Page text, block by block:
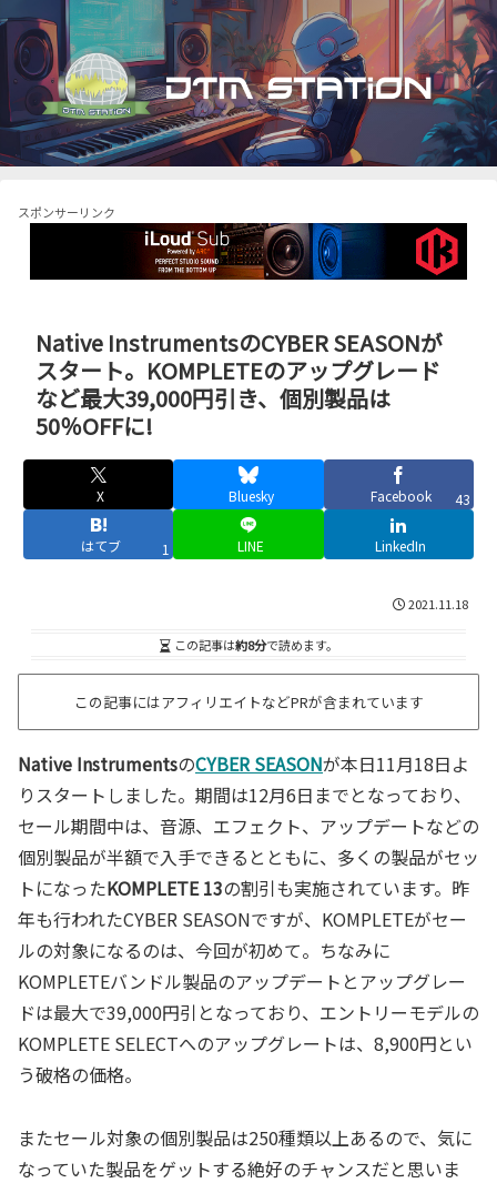
スポンサーリンク
Native InstrumentsのCYBER SEASONが
スタート。KOMPLETEのアップグレード
など最大39,000円引き、個別製品は
50％OFFに!
X Bluesky Facebook 43
はてブ 1 LINE LinkedIn
2021.11.18
この記事は約8分で読めます。
この記事にはアフィリエイトなどPRが含まれています
Native InstrumentsのCYBER SEASONが本日11月18日よ
りスタートしました。期間は12月6日までとなっており、
セール期間中は、音源、エフェクト、アップデートなどの
個別製品が半額で入手できるとともに、多くの製品がセッ
トになったKOMPLETE 13の割引も実施されています。昨
年も行われたCYBER SEASONですが、KOMPLETEがセー
ルの対象になるのは、今回が初めて。ちなみに
KOMPLETEバンドル製品のアップデートとアップグレー
ドは最大で39,000円引となっており、エントリーモデルの
KOMPLETE SELECTへのアップグレートは、8,900円とい
う破格の価格。
またセール対象の個別製品は250種類以上あるので、気に
なっていた製品をゲットする絶好のチャンスだと思いま